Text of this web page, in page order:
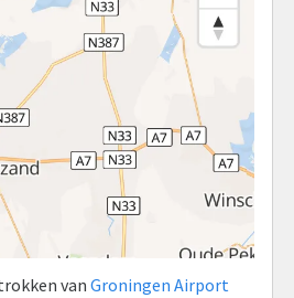
van Groningen Airport